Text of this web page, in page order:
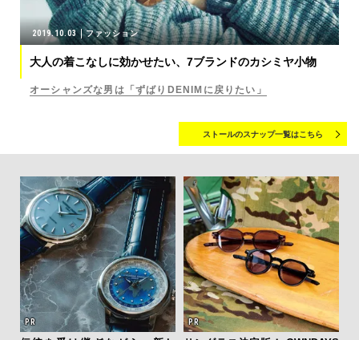
2019.10.03 ファッション
大人の着こなしに効かせたい、7ブランドのカシミヤ小物
オーシャンズな男は「ずばりDENIMに戻りたい」
ストールのスナップ一覧はこちら